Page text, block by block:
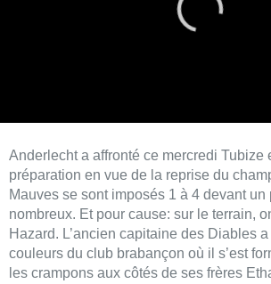
Hazard. L’ancien capitaine des Diables a
couleurs du club brabançon où il s’est
Sporting, bien présent aujourd’hui mais